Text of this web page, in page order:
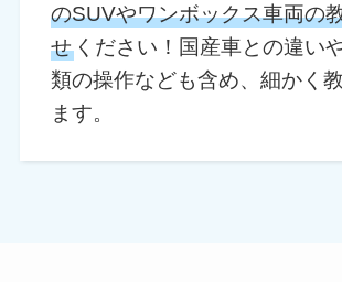
のSUVやワンボックス車両の
せ ください！国産車との違い
類の操作なども含め、細かく
ます。